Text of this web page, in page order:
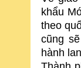
khẩu
theo
cũng
hành